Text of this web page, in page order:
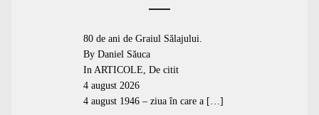
80 de ani de Graiul Sălajului.
By Daniel Săuca
In ARTICOLE, De citit
4 august 2026
4 august 1946 – ziua în care a […]